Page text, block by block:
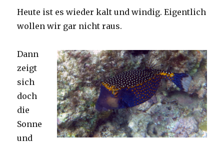
Heute ist es wieder kalt und windig. Eigentlich
wollen wir gar nicht raus.
Dann
zeigt
sich
doch
die
Sonne
und